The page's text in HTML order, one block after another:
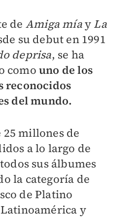
de Amiga míay La
su debut en 1991
deprisa, se ha
como uno de los
reconocidos
del mundo.
25 millones de
a lo largo de
sus álbumes
la categoría de
de Platino
y